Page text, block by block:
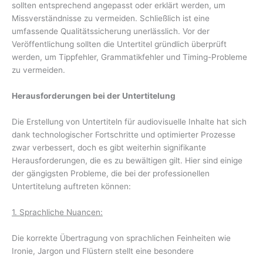
sollten entsprechend angepasst oder erklärt werden, um
Missverständnisse zu vermeiden. Schließlich ist eine
umfassende Qualitätssicherung unerlässlich. Vor der
Veröffentlichung sollten die Untertitel gründlich überprüft
werden, um Tippfehler, Grammatikfehler und Timing-Probleme
zu vermeiden.
Herausforderungen bei der Untertitelung
Die Erstellung von Untertiteln für audiovisuelle Inhalte hat sich
dank technologischer Fortschritte und optimierter Prozesse
zwar verbessert, doch es gibt weiterhin signifikante
Herausforderungen, die es zu bewältigen gilt. Hier sind einige
der gängigsten Probleme, die bei der professionellen
Untertitelung auftreten können:
1. Sprachliche Nuancen:
Die korrekte Übertragung von sprachlichen Feinheiten wie
Ironie, Jargon und Flüstern stellt eine besondere